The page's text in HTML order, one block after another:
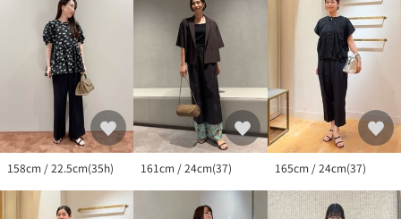
158cm / 22.5cm(35h) 161cm / 24cm(37) 165cm / 24cm(37)